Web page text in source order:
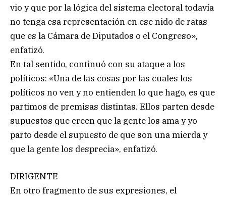
vio y que por la lógica del sistema electoral todavía
no tenga esa representación en ese nido de ratas
que es la Cámara de Diputados o el Congreso»,
enfatizó.
En tal sentido, continuó con su ataque a los
políticos: «Una de las cosas por las cuales los
políticos no ven y no entienden lo que hago, es que
partimos de premisas distintas. Ellos parten desde
supuestos que creen que la gente los ama y yo
parto desde el supuesto de que son una mierda y
que la gente los desprecia», enfatizó.
DIRIGENTE
En otro fragmento de sus expresiones, el